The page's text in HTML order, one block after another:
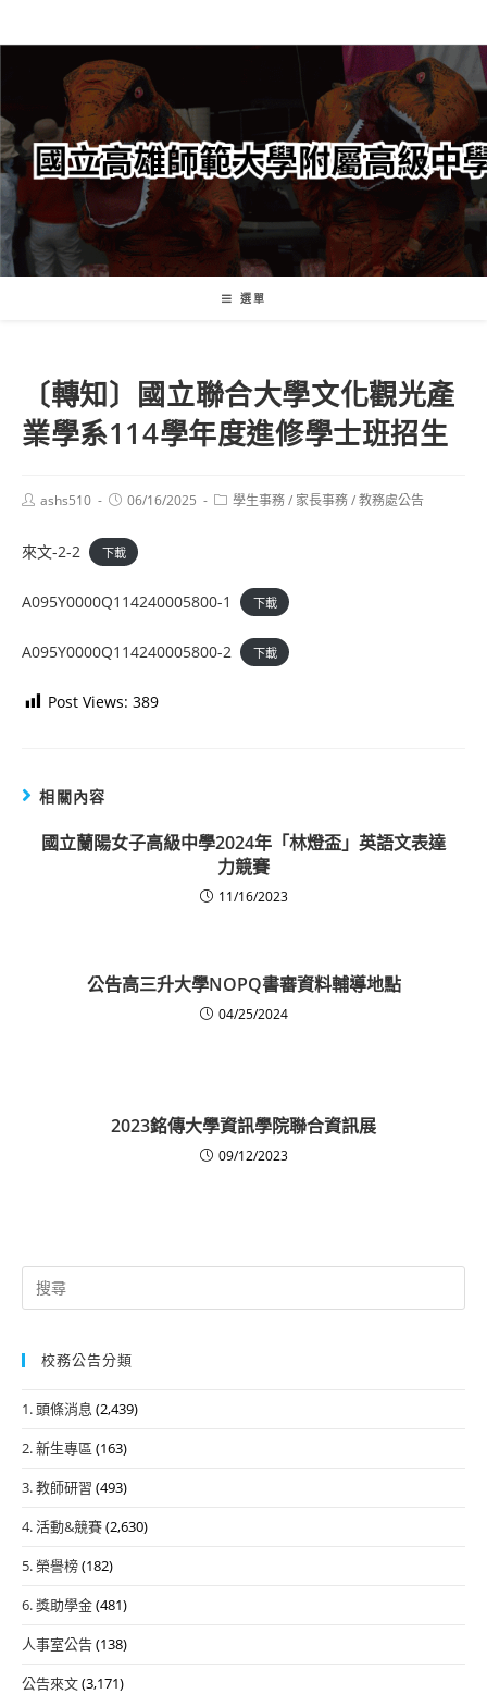
轉
要
內
容
選單
〔轉知〕國立聯合大學文化觀光產
業學系114學年度進修學士班招生
Postashs510
Post06/16/2025
Post學生事務/ 家長事務/教務處公告
來文-2-2 下載
A095Y0000Q114240005800-1 下載
A095Y0000Q114240005800-2 下載
Post Views: 389
相關內容
國立蘭陽女子高級中學2024年「林燈盃」英語文表達
力競賽
11/16/2023
公告高三升大學NOPQ書審資料輔導地點
04/25/2024
2023銘傳大學資訊學院聯合資訊展
09/12/2023
Search
for:
校務公告分類
1. 頭條消息 (2,439)
2. 新生專區 (163)
3. 教師研習 (493)
4. 活動&競賽(2,630)
5. 榮譽榜(182)
6. 獎助學金(481)
人事室公告(138)
公告來文(3,171)